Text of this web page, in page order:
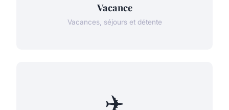
Vacance
Vacances, séjours et détente
✈️